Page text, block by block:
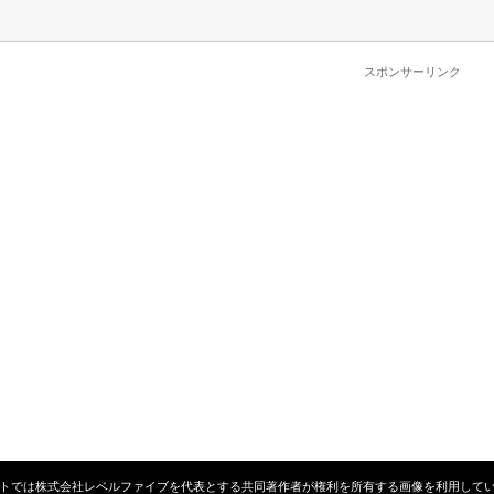
スポンサーリンク
では株式会社レベルファイブを代表とする共同著作者が権利を所有する画像を利用して